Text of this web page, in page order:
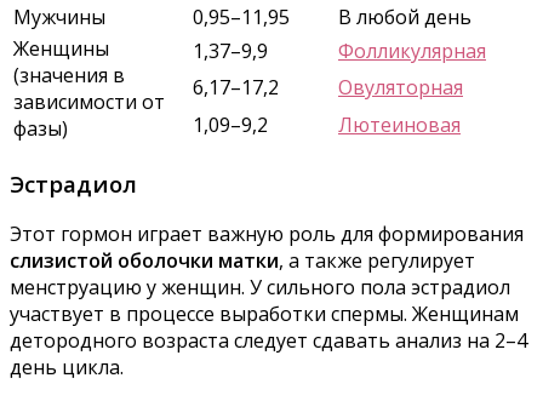
Мужчины
0,95–11,95
В любой день
Женщины
(значения в
зависимости от
фазы)
1,37–9,9
Фолликулярная
6,17–17,2
Овуляторная
1,09–9,2
Лютеиновая
Эстрадиол
Этот гормон играет важную роль для формирования
слизистой оболочки матки, а также регулирует
менструацию у женщин. У сильного пола эстрадиол
участвует в процессе выработки спермы. Женщинам
детородного возраста следует сдавать анализ на 2–4
день цикла.